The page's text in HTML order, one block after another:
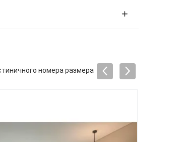
номера размера